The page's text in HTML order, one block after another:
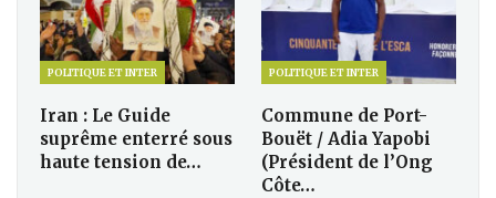
POLITIQUE ET INTER
Iran : Le Guide
suprême enterré sous
haute tension de…
POLITIQUE ET INTER
Commune de Port-
Bouët / Adia Yapobi
(Président de l’Ong
Côte…